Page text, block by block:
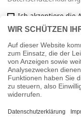
Ich akzeptiere die
und die
ARTIKEL